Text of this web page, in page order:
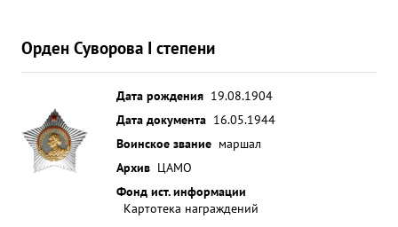
Орден Суворова I степени
Дата рождения 19.08.1904
Дата документа 16.05.1944
Воинское звание маршал
Архив ЦАМО
Фонд ист. информации
Картотека награждений